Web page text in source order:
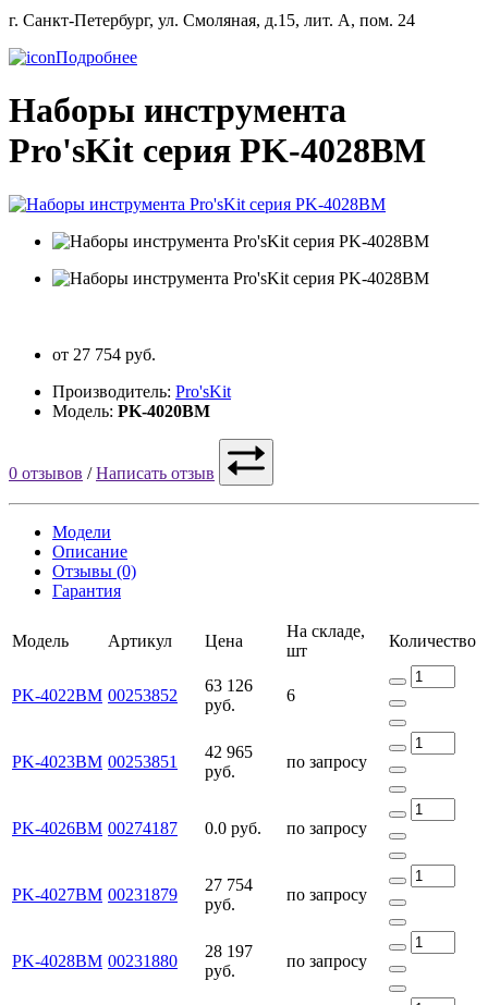
г. Санкт-Петербург, ул. Смоляная, д.15, лит. А, пом. 24
Подробнее
Наборы инструмента
Pro'sKit серия PK-4028BM
от 27 754 руб.
Производитель: Pro'sKit
Модель: PK-4020BM
0 отзывов /Написать отзыв
Модели
Описание
Отзывы (0)
Гарантия
Модель Артикул Цена
На складе,
шт
Количество
PK-4022BM 00253852
63 126
руб.
6
PK-4023BM 00253851
42 965
руб.
по запросу
PK-4026BM 00274187 0.0 руб. по запросу
PK-4027BM 00231879
27 754
руб.
по запросу
PK-4028BM 00231880
28 197
руб.
по запросу